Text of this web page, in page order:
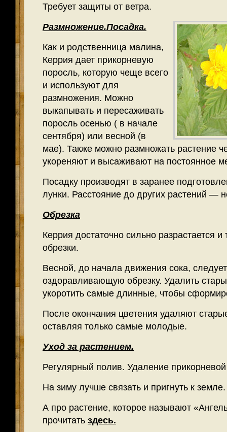
Требует защиты от ветра.
Размножение.Посадка.
Как и родственница малина,
Керрия дает прикорневую
поросль, которую чеще всего
и используют для
размножения. Можно
выкапывать и пересаживать
поросль осенью ( в начале
сентября) или весной (в
мае). Также можно размножать растение
укореняют и высаживают на постоянное
Посадку производят в заранее
лунки. Расстояние до других растений —
Обрезка
Керрия достаточно сильно разрастается и
обрезки.
Весной, до начала движения сока,
оздоравливающую обрезку. Удалить
укоротить самые длинные, чтобы
После окончания цветения удаляют
оставляя только самые молодые.
Уход за растением.
Регулярный полив. Удаление
На зиму лучше связать и пригнуть к земле.
А про растение, которое называют
прочитать здесь.